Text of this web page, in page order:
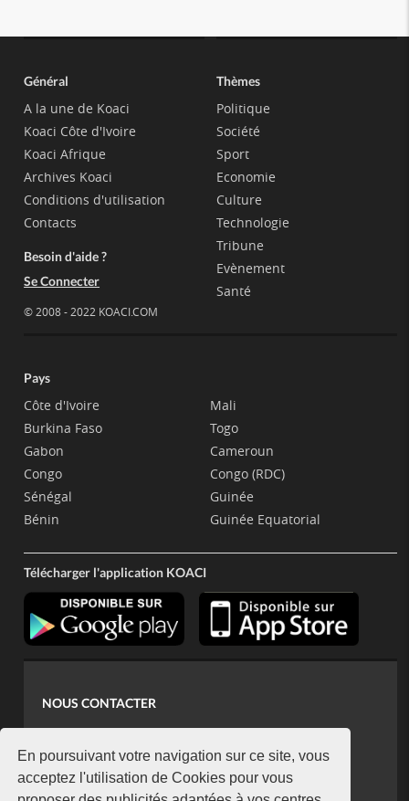
En poursuivant votre navigation sur ce site, vous
acceptez l'utilisation de Cookies pour vous
Général
A la une de Koaci
Koaci Côte d'Ivoire
Koaci Afrique
Archives Koaci
Conditions d'utilisation
Contacts
Besoin d'aide ?
Se Connecter
© 2008 - 2022 KOACI.COM
Thèmes
Politique
Société
Sport
Economie
Culture
Technologie
Tribune
Evènement
Santé
Pays
Côte d'Ivoire
Burkina Faso
Gabon
Congo
Sénégal
Bénin
Mali
Togo
Cameroun
Congo (RDC)
Guinée
Guinée Equatorial
Télécharger l'application KOACI
NOUS CONTACTER
koaci@yahoo.fr
+225 07 08 85 52 93